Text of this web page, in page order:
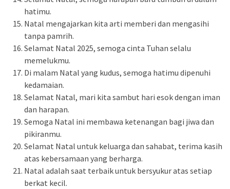
hatimu.
Natal mengajarkan kita arti memberi dan mengasihi
tanpa pamrih.
Selamat Natal 2025, semoga cinta Tuhan selalu
memelukmu.
Di malam Natal yang kudus, semoga hatimu dipenuhi
kedamaian.
Selamat Natal, mari kita sambut hari esok dengan iman
dan harapan.
Semoga Natal ini membawa ketenangan bagi jiwa dan
pikiranmu.
Selamat Natal untuk keluarga dan sahabat, terima kasih
atas kebersamaan yang berharga.
Natal adalah saat terbaik untuk bersyukur atas setiap
berkat kecil.